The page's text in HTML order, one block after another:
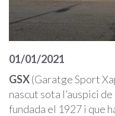
01/01/2021
GSX(Garatge Sport
nascut sota l’auspici
fundada el 1927 i que